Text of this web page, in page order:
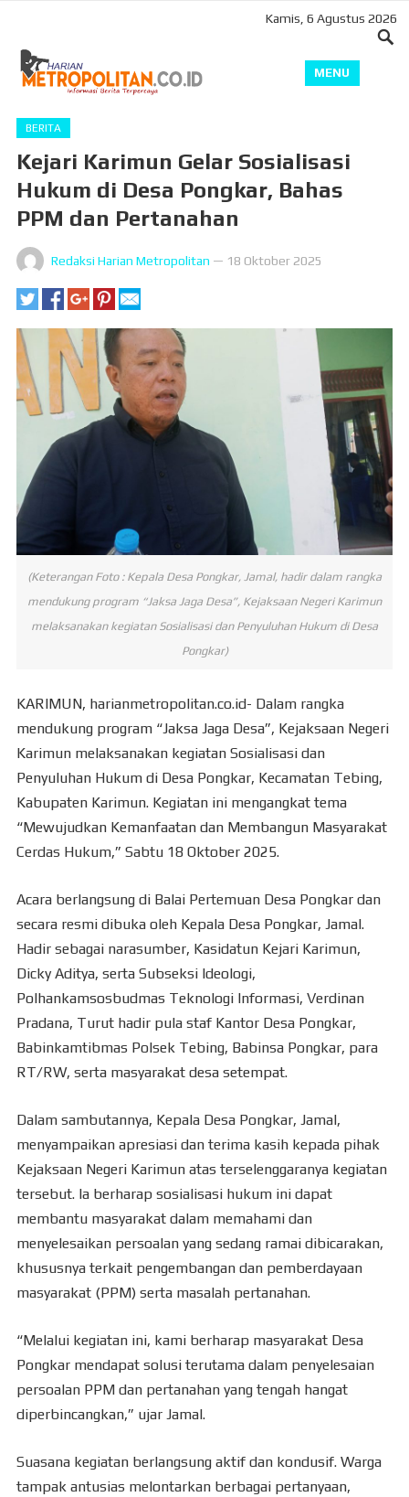
Kamis, 6 Agustus 2026
MENU
BERITA
Kejari Karimun Gelar Sosialisasi
Hukum di Desa Pongkar, Bahas
PPM dan Pertanahan
Redaksi Harian Metropolitan — 18 Oktober 2025
(Keterangan Foto : Kepala Desa Pongkar, Jamal, hadir dalam rangka
mendukung program “Jaksa Jaga Desa”, Kejaksaan Negeri Karimun
melaksanakan kegiatan Sosialisasi dan Penyuluhan Hukum di Desa
Pongkar)
KARIMUN, harianmetropolitan.co.id- Dalam rangka
mendukung program “Jaksa Jaga Desa”, Kejaksaan Negeri
Karimun melaksanakan kegiatan Sosialisasi dan
Penyuluhan Hukum di Desa Pongkar, Kecamatan Tebing,
Kabupaten Karimun. Kegiatan ini mengangkat tema
“Mewujudkan Kemanfaatan dan Membangun Masyarakat
Cerdas Hukum,” Sabtu 18 Oktober 2025.
Acara berlangsung di Balai Pertemuan Desa Pongkar dan
secara resmi dibuka oleh Kepala Desa Pongkar, Jamal.
Hadir sebagai narasumber, Kasidatun Kejari Karimun,
Dicky Aditya, serta Subseksi Ideologi,
Polhankamsosbudmas Teknologi Informasi, Verdinan
Pradana, Turut hadir pula staf Kantor Desa Pongkar,
Babinkamtibmas Polsek Tebing, Babinsa Pongkar, para
RT/RW, serta masyarakat desa setempat.
Dalam sambutannya, Kepala Desa Pongkar, Jamal,
menyampaikan apresiasi dan terima kasih kepada pihak
Kejaksaan Negeri Karimun atas terselenggaranya kegiatan
tersebut. Ia berharap sosialisasi hukum ini dapat
membantu masyarakat dalam memahami dan
menyelesaikan persoalan yang sedang ramai dibicarakan,
khususnya terkait pengembangan dan pemberdayaan
masyarakat (PPM) serta masalah pertanahan.
“Melalui kegiatan ini, kami berharap masyarakat Desa
Pongkar mendapat solusi terutama dalam penyelesaian
persoalan PPM dan pertanahan yang tengah hangat
diperbincangkan,” ujar Jamal.
Suasana kegiatan berlangsung aktif dan kondusif. Warga
tampak antusias melontarkan berbagai pertanyaan,